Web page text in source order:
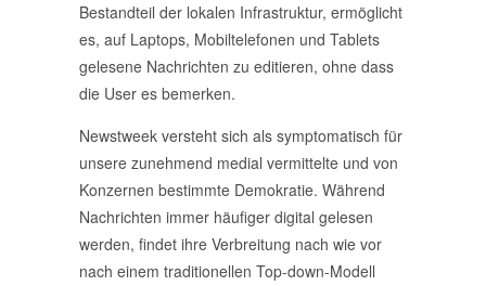
Bestandteil der lokalen Infrastruktur, ermöglicht
es, auf Laptops, Mobiltelefonen und Tablets
gelesene Nachrichten zu editieren, ohne dass
die User es bemerken.
Newstweek versteht sich als symptomatisch für
unsere zunehmend medial vermittelte und von
Konzernen bestimmte Demokratie. Während
Nachrichten immer häufiger digital gelesen
werden, findet ihre Verbreitung nach wie vor
nach einem traditionellen Top-down-Modell